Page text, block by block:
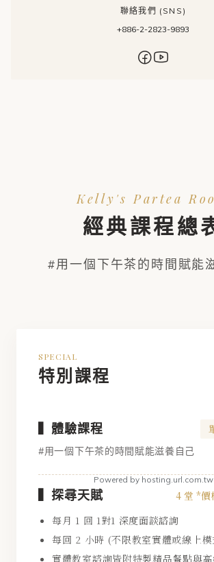
聯絡我們 (SNS)
+886-2-2823-9893
Kelly's Partea
經典課程總
#用一個下午茶的時間賦能
SPECIAL
特別課程
▍體驗課程
#用一個下午茶的時間賦能滋養自己
▍探尋天賦
4 堂 *價
每月 1 回 1對1 深度面談諮詢
每回 2 小時 (不限教室實體或線上模
實體教室諮詢皆附特製精品餐點與
Powered by hosting.url.com.tw